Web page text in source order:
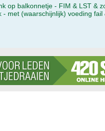
op balkonnetje - FIM & LST &
- met (waarschijnlijk) voeding fail